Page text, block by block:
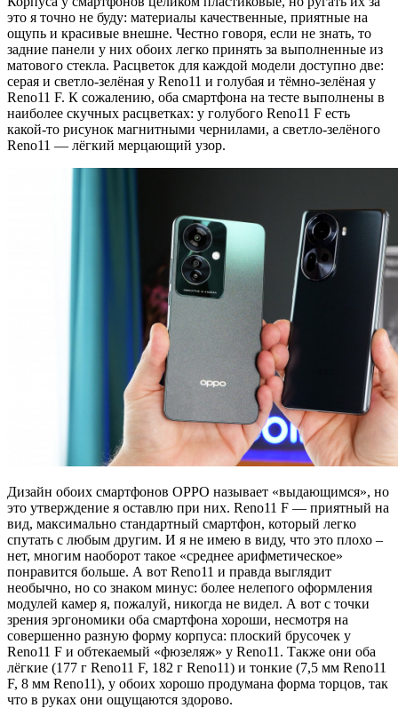
это я точно не буду: материалы качественные, приятные на
ощупь и красивые внешне. Честно говоря, если не знать, то
задние панели у них обоих легко принять за выполненные из
матового стекла. Расцветок для каждой модели доступно две:
серая и светло-зелёная у Reno11 и голубая и тёмно-зелёная у
Reno11 F. К сожалению, оба смартфона на тесте выполнены в
наиболее скучных расцветках: у голубого Reno11 F есть
какой-то рисунок магнитными чернилами, а светло-зелёного
Reno11 — лёгкий мерцающий узор.
Дизайн обоих смартфонов OPPO называет «выдающимся», но
это утверждение я оставлю при них. Reno11 F — приятный на
вид, максимально стандартный смартфон, который легко
спутать с любым другим. И я не имею в виду, что это плохо –
нет, многим наоборот такое «среднее арифметическое»
понравится больше. А вот Reno11 и правда выглядит
необычно, но со знаком минус: более нелепого оформления
модулей камер я, пожалуй, никогда не видел. А вот с точки
зрения эргономики оба смартфона хороши, несмотря на
совершенно разную форму корпуса: плоский брусочек у
Reno11 F и обтекаемый «фюзеляж» у Reno11. Также они оба
лёгкие (177 г Reno11 F, 182 г Reno11) и тонкие (7,5 мм Reno11
F, 8 мм Reno11), у обоих хорошо продумана форма торцов, так
что в руках они ощущаются здорово.